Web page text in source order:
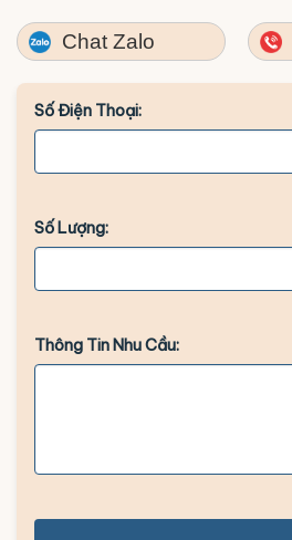
Chat Zalo
Số Điện Thoại:
Số Lượng:
Thông Tin Nhu Cầu: